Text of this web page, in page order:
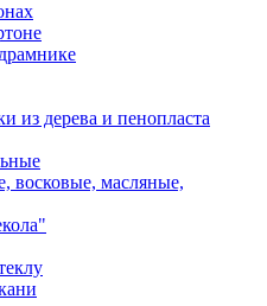
из дерева и пенопласта
восковые, масляные,